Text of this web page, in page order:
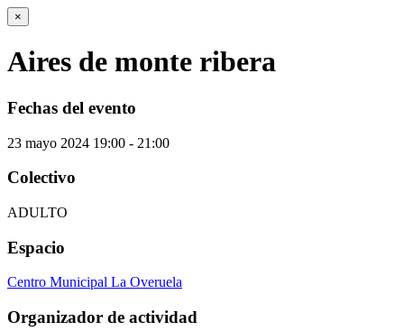
×
Aires de monte ribera
Fechas del evento
23 mayo 2024 19:00 - 21:00
Colectivo
ADULTO
Espacio
Centro Municipal La Overuela
Organizador de actividad